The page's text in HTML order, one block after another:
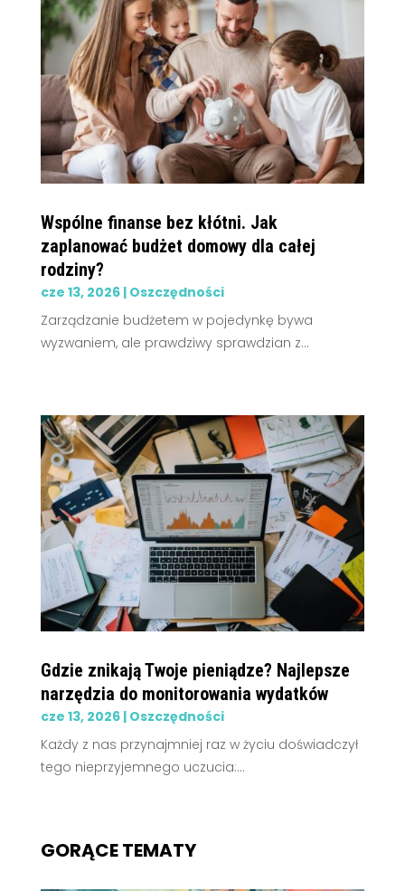
Wspólne finanse bez kłótni. Jak
zaplanować budżet domowy dla całej
rodziny?
cze 13, 2026| Oszczędności
Zarządzanie budżetem w pojedynkę bywa
wyzwaniem, ale prawdziwy sprawdzian z...
Gdzie znikają Twoje pieniądze? Najlepsze
narzędzia do monitorowania wydatków
cze 13, 2026| Oszczędności
Każdy z nas przynajmniej raz w życiu doświadczył
tego nieprzyjemnego uczucia:...
GORĄCE TEMATY